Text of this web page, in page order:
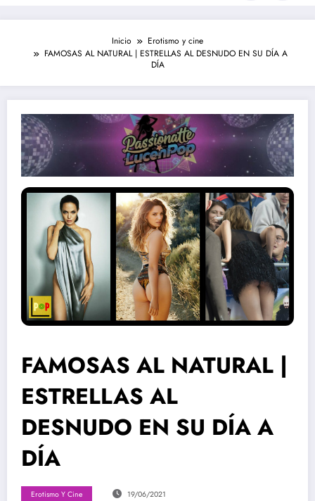
Inicio
Erotismo y cine
FAMOSAS AL NATURAL | ESTRELLAS AL DESNUDO EN SU DÍA A
DÍA
FAMOSAS AL NATURAL |
ESTRELLAS AL
DESNUDO EN SU DÍA A
DÍA
Erotismo Y Cine 19/06/2021